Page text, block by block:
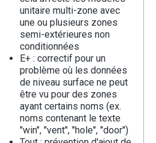
unitaire multi-zone avec
une ou plusieurs zones
semi-extérieures non
conditionnées
E+ : correctif pour un
problème où les données
de niveau surface ne peut
être vu pour des zones
ayant certains noms (ex.
noms contenant le texte
"win", "vent", "hole", "door")